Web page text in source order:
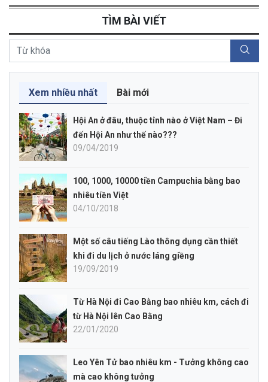
TÌM BÀI VIẾT
Xem nhiều nhất Bài mới
Hội An ở đâu, thuộc tỉnh nào ở Việt Nam – Đi
đến Hội An như thế nào???
09/04/2019
100, 1000, 10000 tiền Campuchia bằng bao
nhiêu tiền Việt
04/10/2018
Một số câu tiếng Lào thông dụng cần thiết
khi đi du lịch ở nước láng giềng
19/09/2019
Từ Hà Nội đi Cao Bằng bao nhiêu km, cách đi
từ Hà Nội lên Cao Bằng
22/01/2020
Leo Yên Tử bao nhiêu km - Tưởng không cao
mà cao không tưởng